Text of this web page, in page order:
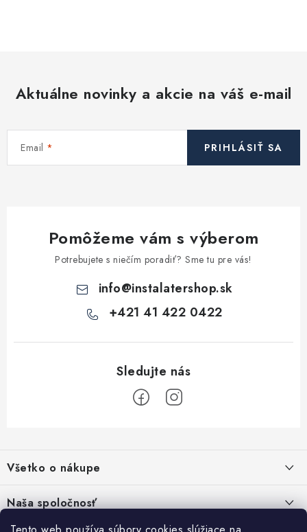
i
p
u
Aktuálne novinky a akcie na váš e-mail
Email PRIHLÁSIŤ SA
Pomôžeme vám s výberom
Potrebujete s niečím poradiť? Sme tu pre vás!
info@instalatershop.sk
+421 41 422 0422
p
ä
t
Všetko o nákupe
Kontakty
Naša spoločnosť